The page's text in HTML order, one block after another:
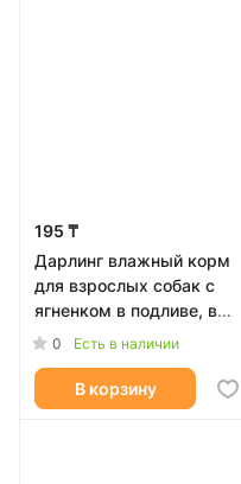
195 ₸
Дарлинг влажный корм
для взрослых собак с
ягненком в подливе, в
паучах - 75 г
0 Есть в наличии
В корзину